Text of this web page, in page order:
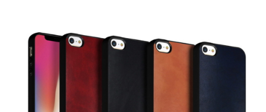
EduTech
IT Times
生成式AI與雲端應用
Enterprise Digital Transformation